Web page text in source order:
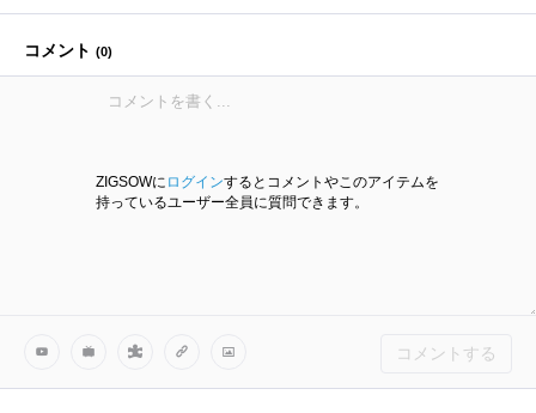
コメント (0)
ZIGSOWに ログインするとコメントやこのアイテムを
持っているユーザー全員に質問できます。
コメントする